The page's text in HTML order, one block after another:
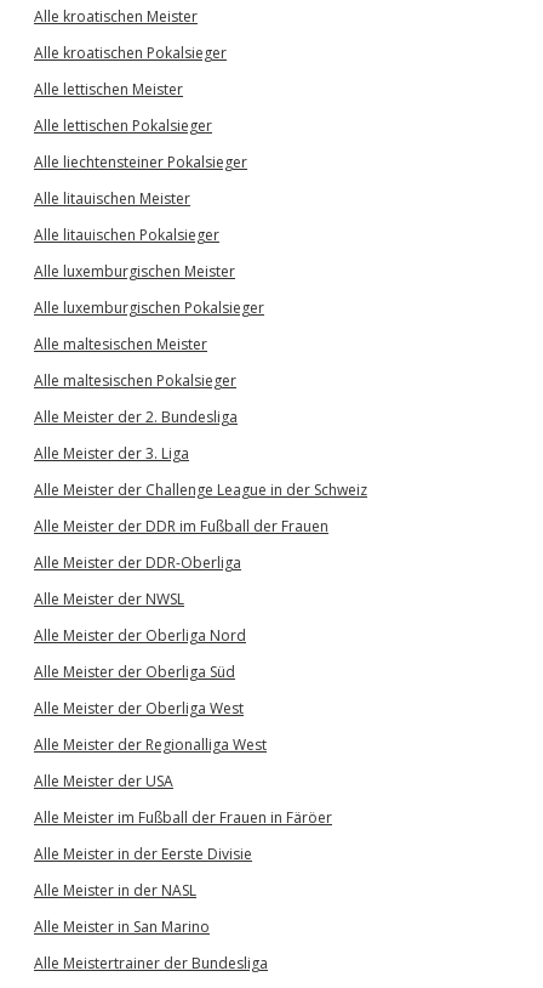
Alle kroatischen Meister
Alle kroatischen Pokalsieger
Alle lettischen Meister
Alle lettischen Pokalsieger
Alle liechtensteiner Pokalsieger
Alle litauischen Meister
Alle litauischen Pokalsieger
Alle luxemburgischen Meister
Alle luxemburgischen Pokalsieger
Alle maltesischen Meister
Alle maltesischen Pokalsieger
Alle Meister der 2. Bundesliga
Alle Meister der 3. Liga
Alle Meister der Challenge League in der Schweiz
Alle Meister der DDR im Fußball der Frauen
Alle Meister der DDR-Oberliga
Alle Meister der NWSL
Alle Meister der Oberliga Nord
Alle Meister der Oberliga Süd
Alle Meister der Oberliga West
Alle Meister der Regionalliga West
Alle Meister der USA
Alle Meister im Fußball der Frauen in Färöer
Alle Meister in der Eerste Divisie
Alle Meister in der NASL
Alle Meister in San Marino
Alle Meistertrainer der Bundesliga